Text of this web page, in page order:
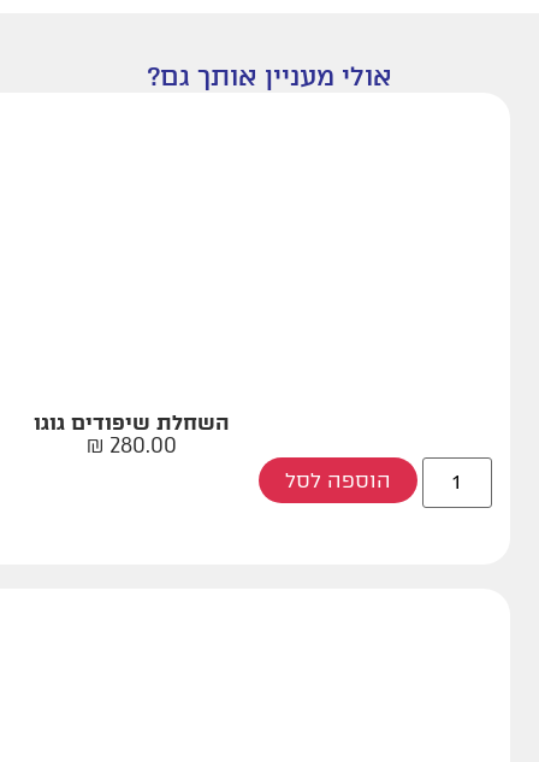
אולי מעניין אותך גם?
השחלת שיפודים גוגו
280.00
₪
הוספה לסל